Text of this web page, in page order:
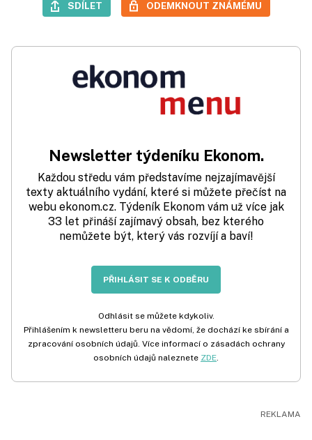
SDÍLET ODEMKNOUT ZNÁMÉMU
Newsletter týdeníku Ekonom.
Každou středu vám představíme nejzajímavější
texty aktuálního vydání, které si můžete přečíst na
webu ekonom.cz. Týdeník Ekonom vám už více jak
33 let přináší zajímavý obsah, bez kterého
nemůžete být, který vás rozvíjí a baví!
PŘIHLÁSIT SE K ODBĚRU
Odhlásit se můžete kdykoliv.
Přihlášením k newsletteru beru na vědomí, že dochází ke sbírání a
zpracování osobních údajů. Více informací o zásadách ochrany
osobních údajů naleznete ZDE.